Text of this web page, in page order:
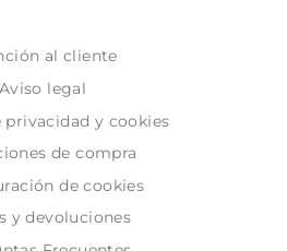
al cliente
Aviso legal
privacidad y cookies
de compra
de cookies
y devoluciones